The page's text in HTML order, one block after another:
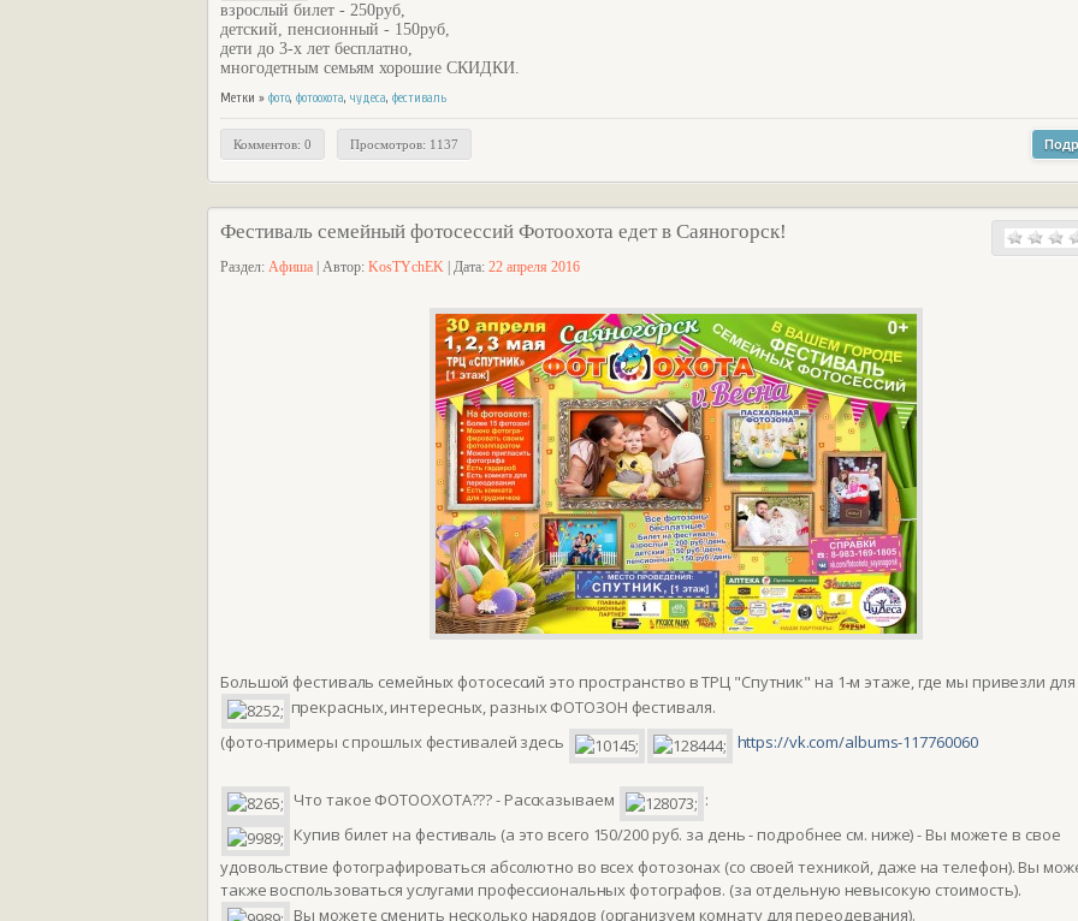
взрослый билет - 250руб,
детский, пенсионный - 150руб,
дети до 3-х лет бесплатно,
многодетным семьям хорошие СКИДКИ.
Метки » фото, фотоохота, чудеса, фестиваль
Комментов: 0 Просмотров: 1137
Фестиваль семейный фотосессий Фотоохота едет в Саяногорск!
Раздел: Афиша | Автор: KosTYchEK | Дата: 22 апреля 2016
Большой фестиваль семейных фотосессий это пространство в ТРЦ "Спутник" на 1-м этаже, где мы привезли для
прекрасных, интересных, разных ФОТОЗОН фестиваля.
(фото-примеры с прошлых фестивалей здесь
https://vk.com/albums-117760060
Что такое ФОТООХОТА??? - Рассказываем
:
Купив билет на фестиваль (а это всего 150/200 руб. за день - подробнее см. ниже) - Вы можете в свое
удовольствие фотографироваться абсолютно во всех фотозонах (со своей техникой, даже на телефон). Вы
также воспользоваться услугами профессиональных фотографов. (за отдельную невысокую стоимость).
Вы можете сменить несколько нарядов (организуем комнату для переодевания).